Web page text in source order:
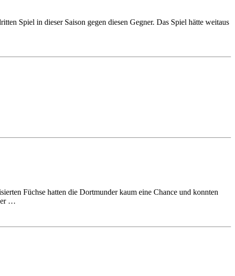
Spiel in dieser Saison gegen diesen Gegner. Das Spiel hätte weitaus
Füchse hatten die Dortmunder kaum eine Chance und konnten
…